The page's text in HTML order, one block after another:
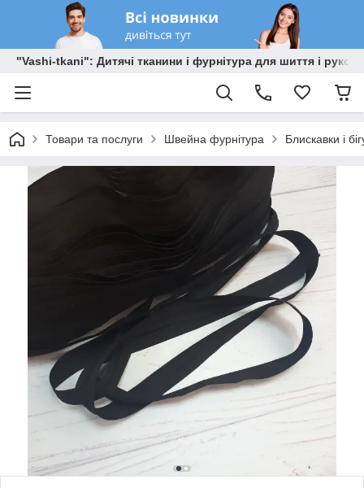
"Vashi-tkani": Дитячі тканини і фурнітура для шиття і
Товари та послуги Швейна фурнітура Блискавки і